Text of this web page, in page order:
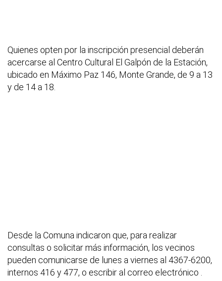
Quienes opten por la inscripción presencial deberán
acercarse al Centro Cultural El Galpón de la Estación,
ubicado en Máximo Paz 146, Monte Grande, de 9 a 13
y de 14 a 18.
Desde la Comuna indicaron que, para realizar
consultas o solicitar más información, los vecinos
pueden comunicarse de lunes a viernes al 4367-6200,
internos 416 y 477, o escribir al correo electrónico .